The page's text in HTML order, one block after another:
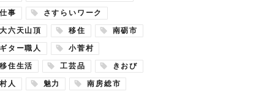
仕事 さすらいワーク
大六天山頂 移住 南砺市
ギター職人 小菅村
移住生活 工芸品 きおび
村人 魅力 南房総市